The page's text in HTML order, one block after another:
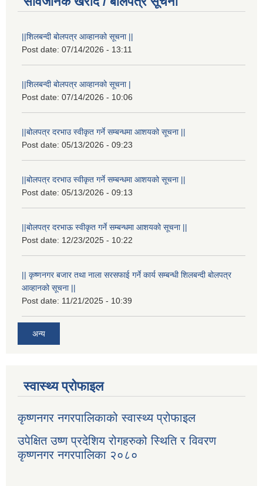
||शिलबन्दी बोलपत्र आव्हानको सूचना ||
Post date: 07/14/2026 - 13:11
||शिलबन्दी बोलपत्र आव्हानको सूचना |
Post date: 07/14/2026 - 10:06
||बोलपत्र दरभाउ स्वीकृत गर्ने सम्बन्धमा आशयको सूचना ||
Post date: 05/13/2026 - 09:23
||बोलपत्र दरभाउ स्वीकृत गर्ने सम्बन्धमा आशयको सूचना ||
Post date: 05/13/2026 - 09:13
||बोलपत्र दरभाऊ स्वीकृत गर्ने सम्बन्धमा आशयको सूचना ||
Post date: 12/23/2025 - 10:22
|| कृष्णनगर बजार तथा नाला सरसफाई गर्ने कार्य सम्बन्धी शिलबन्दी बोलपत्र
आव्हानको सूचना ||
Post date: 11/21/2025 - 10:39
अन्य
स्वास्थ्य प्रोफाइल
कृष्णनगर नगरपालिकाको स्वास्थ्य प्रोफाइल
उपेक्षित उष्ण प्रदेशिय रोगहरुको स्थिति र विवरण
कृष्णनगर नगरपालिका २०८०